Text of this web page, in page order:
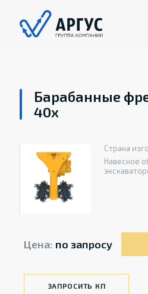
Барабанные
40x
Страна
Навесное
Цена: по запросу
ЗАПРОСИТЬ КП